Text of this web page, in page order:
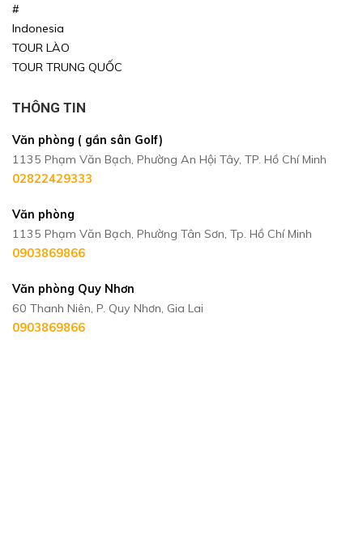
#
Indonesia
TOUR LÀO
TOUR TRUNG QUỐC
THÔNG TIN
Văn phòng ( gần sân Golf)
1135 Phạm Văn Bạch, Phường An Hội Tây, TP. Hồ Chí Minh
02822429333
Văn phòng
1135 Phạm Văn Bạch, Phường Tân Sơn, Tp. Hồ Chí Minh
0903869866
Văn phòng Quy Nhơn
60 Thanh Niên, P. Quy Nhơn, Gia Lai
0903869866